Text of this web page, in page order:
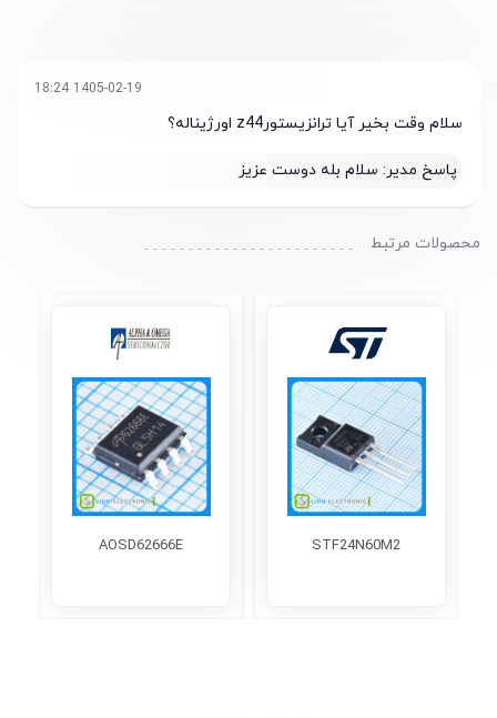
1405-02-19 18:24
سلام وقت بخیر آیا ترانزیستورz44 اورژیناله؟
پاسخ مدیر: سلام بله دوست عزیز
محصولات مرتبط
STF24N60M2
AOSD62666E